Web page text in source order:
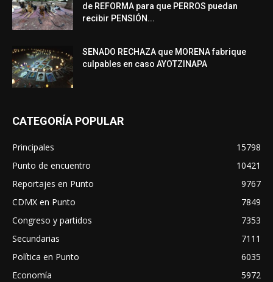
de REFORMA para que PERROS puedan
recibir PENSIÓN...
SENADO RECHAZA que MORENA fabrique
culpables en caso AYOTZINAPA
CATEGORÍA POPULAR
Principales
15798
Punto de encuentro
10421
Reportajes en Punto
9767
CDMX en Punto
7849
Congreso y partidos
7353
Secundarias
7111
Política en Punto
6035
Economía
5972